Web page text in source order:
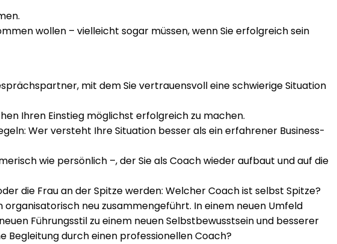
wollen – vielleicht sogar müssen, wenn Sie erfolgreich sein
mit dem Sie vertrauensvoll eine schwierige Situation
Ihren Einstieg möglichst erfolgreich zu machen.
Wer versteht Ihre Situation besser als ein erfahrener Business-
wie persönlich –, der Sie als Coach wieder aufbaut und auf die
die Frau an der Spitze werden: Welcher Coach ist selbst Spitze?
neu zusammengeführt. In einem neuen Umfeld
Führungsstil zu einem neuen Selbstbewusstsein und besserer
Begleitung durch einen professionellen Coach?